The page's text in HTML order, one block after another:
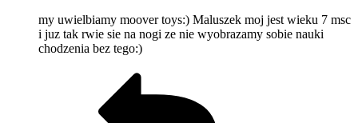
my uwielbiamy moover toys:) Maluszek moj jest wieku 7 msc
i juz tak rwie sie na nogi ze nie wyobrazamy sobie nauki
chodzenia bez tego:)